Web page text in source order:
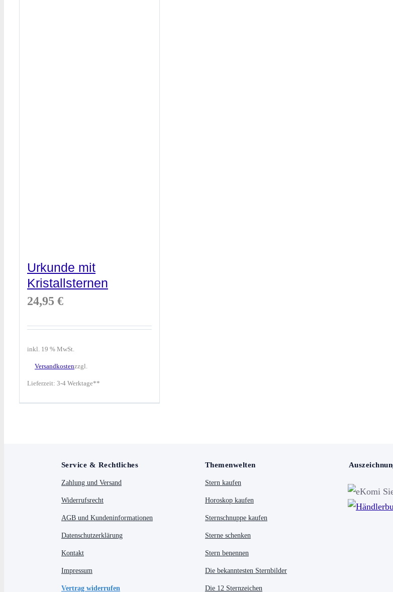
Urkunde mit
Kristallsternen
24,95 €
inkl. 19 % MwSt.
zzgl.
Versandkosten
Lieferzeit: 3-4 Werktage**
Service & Rechtliches
Zahlung und Versand
Widerrufsrecht
AGB und Kundeninformationen
Datenschutzerklärung
Kontakt
Impressum
Vertrag widerrufen
Themenwelten
Stern kaufen
Horoskop kaufen
Sternschnuppe kaufen
Sterne schenken
Stern benennen
Die bekanntesten Sternbilder
Die 12 Sternzeichen